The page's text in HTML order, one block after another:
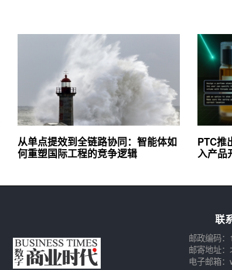
从单点提效到全链路协同：智能体如
何重塑国际工程的竞争逻辑
PTC推
入产品
联
邮政编码：
邮寄地址
电子邮箱